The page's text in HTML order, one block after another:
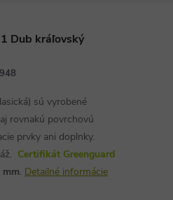
Dub kráľovský
sú vyrobené
rovnakú povrchovú
prvky ani doplnky.
Certifikát Greenguard
. Detailné informácie